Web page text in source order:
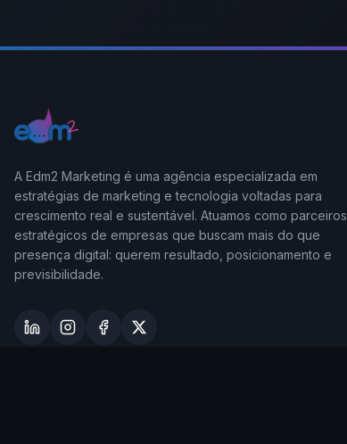
A Edm2 Marketing é uma agência especializada em
estratégias de marketing e tecnologia voltadas para
crescimento real e sustentável. Atuamos como parceiros
estratégicos de empresas que buscam mais do que
presença digital: querem resultado, posicionamento e
previsibilidade.